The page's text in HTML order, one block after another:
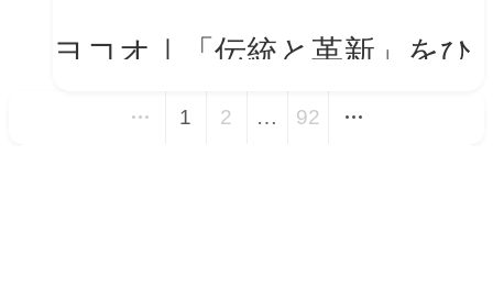
ヨコオ｜「伝統と革新」をひ
とつの世界観に──新VIを体
1 2 … 92